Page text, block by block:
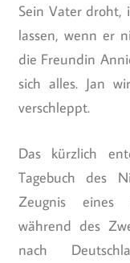
Sein Vater droht,
lassen, wenn er
die Freundin
sich alles. Jan
verschleppt.
Das kürzlich
Tagebuch des
Zeugnis eines
während des
nach